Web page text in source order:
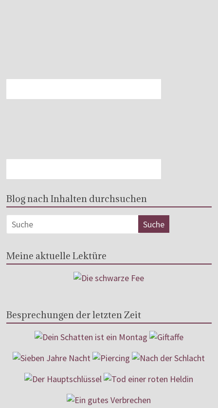
Blog nach Inhalten durchsuchen
Meine aktuelle Lektüre
Besprechungen der letzten Zeit